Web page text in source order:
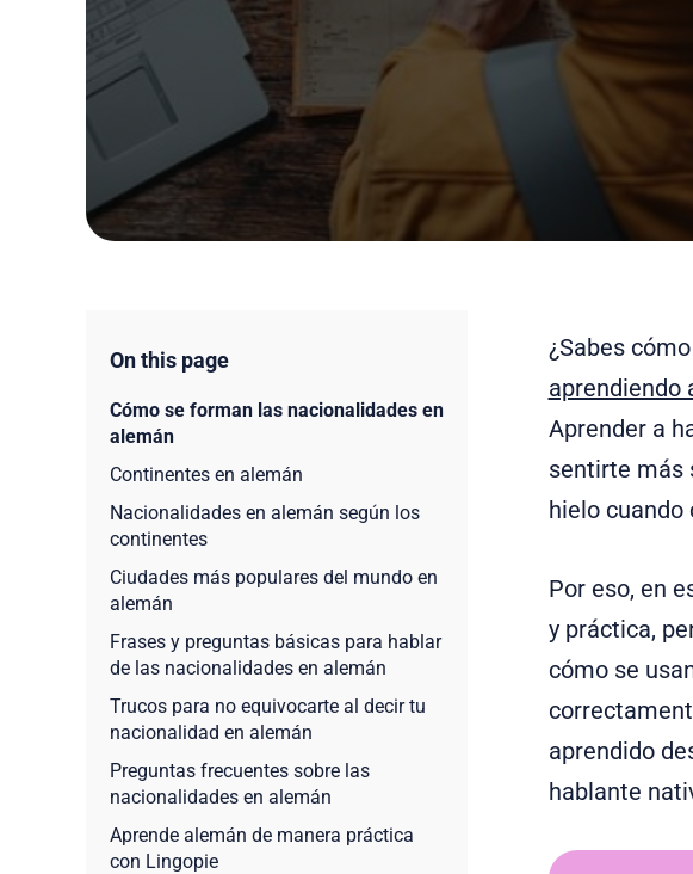
On this page
Cómo se forman las nacionalidades en
alemán
Continentes en alemán
Nacionalidades en alemán según los
continentes
Ciudades más populares del mundo en
alemán
Frases y preguntas básicas para hablar
de las nacionalidades en alemán
Trucos para no equivocarte al decir tu
nacionalidad en alemán
Preguntas frecuentes sobre las
nacionalidades en alemán
Aprende alemán de manera práctica
con Lingopie
¿Sabes
aprendiendo
Aprender a
sentirte más
hielo cuando
Por eso, en
y práctica,
cómo se
aprendido
hablante